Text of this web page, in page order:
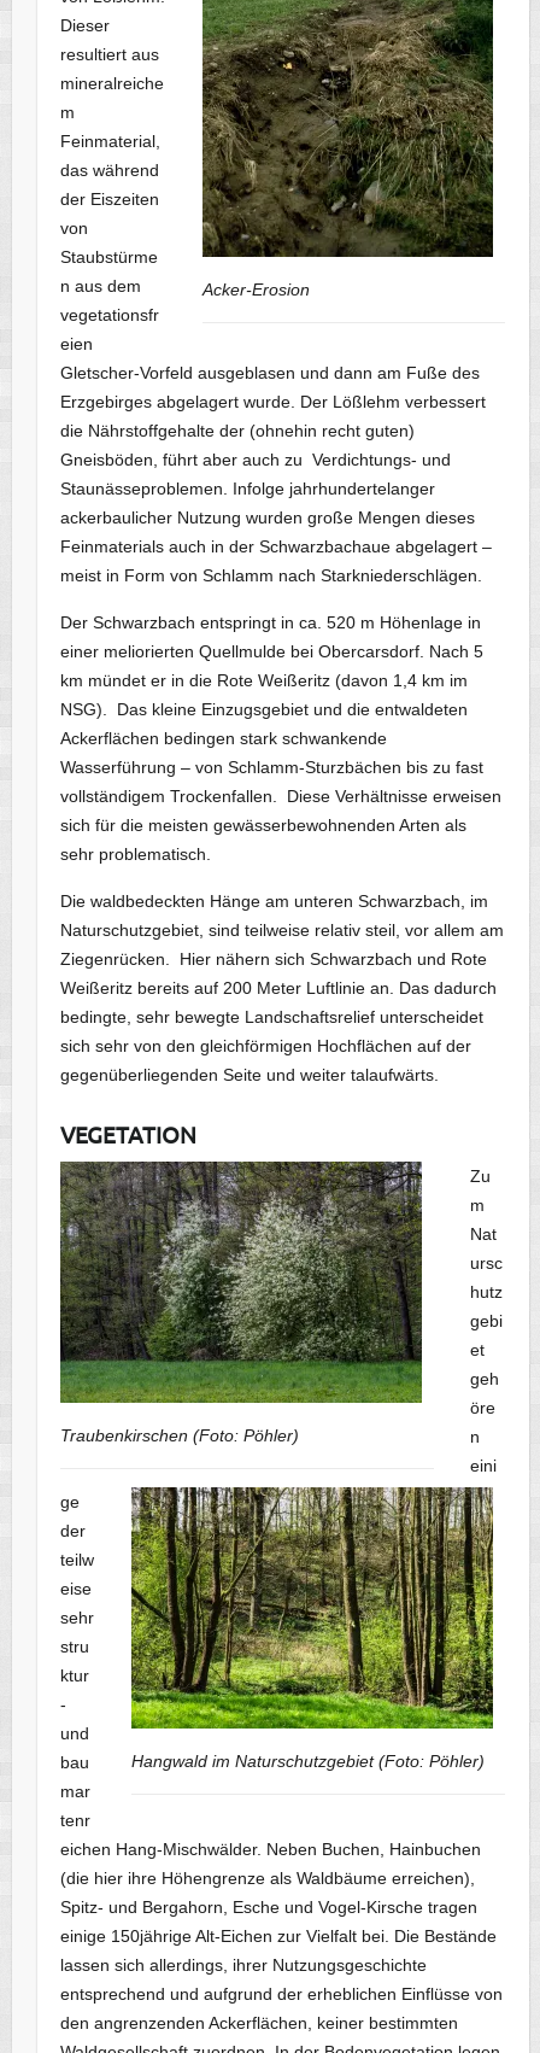
Acker-Erosion
Dieser
resultiert aus
mineralreiche
m
Feinmaterial,
das während
der Eiszeiten
von
Staubstürme
n aus dem
vegetationsfr
eien
Gletscher-Vorfeld ausgeblasen und dann am Fuße des
Erzgebirges abgelagert wurde. Der Lößlehm verbessert
die Nährstoffgehalte der (ohnehin recht guten)
Gneisböden, führt aber auch zu Verdichtungs- und
Staunässeproblemen. Infolge jahrhundertelanger
ackerbaulicher Nutzung wurden große Mengen dieses
Feinmaterials auch in der Schwarzbachaue abgelagert –
meist in Form von Schlamm nach Starkniederschlägen.
Der Schwarzbach entspringt in ca. 520 m Höhenlage in
einer meliorierten Quellmulde bei Obercarsdorf. Nach 5
km mündet er in die Rote Weißeritz (davon 1,4 km im
NSG). Das kleine Einzugsgebiet und die entwaldeten
Ackerflächen bedingen stark schwankende
Wasserführung – von Schlamm-Sturzbächen bis zu fast
vollständigem Trockenfallen. Diese Verhältnisse erweisen
sich für die meisten gewässerbewohnenden Arten als
sehr problematisch.
Die waldbedeckten Hänge am unteren Schwarzbach, im
Naturschutzgebiet, sind teilweise relativ steil, vor allem am
Ziegenrücken. Hier nähern sich Schwarzbach und Rote
Weißeritz bereits auf 200 Meter Luftlinie an. Das dadurch
bedingte, sehr bewegte Landschaftsrelief unterscheidet
sich sehr von den gleichförmigen Hochflächen auf der
gegenüberliegenden Seite und weiter talaufwärts.
VEGETATION
Traubenkirschen (Foto: Pöhler)
Hangwald im Naturschutzgebiet (Foto: Pöhler)
Zu
m
Nat
ursc
hutz
gebi
et
geh
öre
n
eini
ge
der
teilw
eise
sehr
stru
ktur
-
und
bau
mar
tenr
eichen Hang-Mischwälder. Neben Buchen, Hainbuchen
(die hier ihre Höhengrenze als Waldbäume erreichen),
Spitz- und Bergahorn, Esche und Vogel-Kirsche tragen
einige 150jährige Alt-Eichen zur Vielfalt bei. Die Bestände
lassen sich allerdings, ihrer Nutzungsgeschichte
entsprechend und aufgrund der erheblichen Einflüsse von
den angrenzenden Ackerflächen, keiner bestimmten